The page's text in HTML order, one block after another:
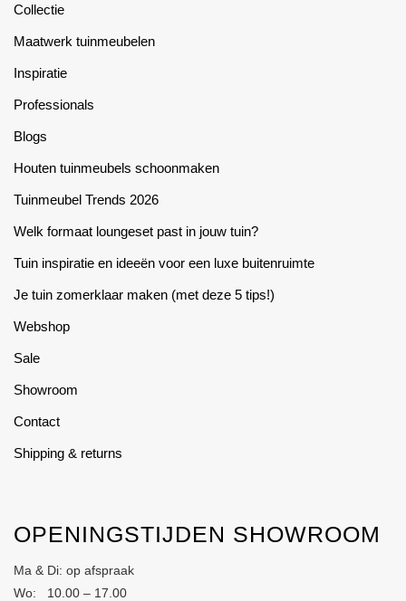
be
chosen
the
product
Collectie
Maatwerk tuinmeubelen
Inspiratie
Professionals
Blogs
Houten tuinmeubels schoonmaken
Tuinmeubel Trends 2026
Welk formaat loungeset past in jouw tuin?
Tuin inspiratie en ideeën voor een luxe buitenruimte
Je tuin zomerklaar maken (met deze 5 tips!)
Webshop
Sale
Showroom
Contact
Shipping & returns
OPENINGSTIJDEN SHOWROOM
Ma & Di: op afspraak
Wo: 10.00 – 17.00